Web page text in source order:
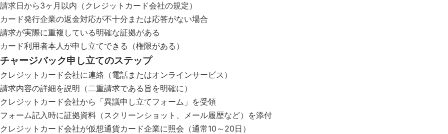
請求日から3ヶ月以内（クレジットカード会社の規定）
カード発行企業の返金対応が不十分または応答がない場合
請求が実際に重複している明確な証拠がある
カード利用者本人が申し立てできる（権限がある）
チャージバック申し立てのステップ
クレジットカード会社に連絡（電話またはオンラインサービス）
請求内容の詳細を説明（二重請求である旨を明確に）
クレジットカード会社から「異議申し立てフォーム」を受領
フォーム記入時に証拠資料（スクリーンショット、メール履歴など）を添付
クレジットカード会社が仮想通貨カード企業に照会（通常10～20日）